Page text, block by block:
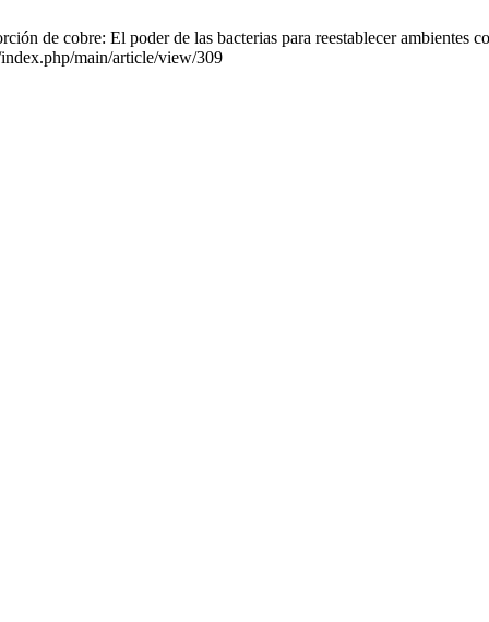
de cobre: El poder de las bacterias para reestablecer ambientes
main/article/view/309